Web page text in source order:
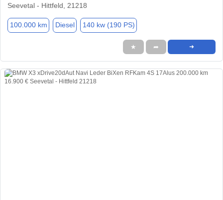
Seevetal - Hittfeld, 21218
100.000 km Diesel 140 kw (190 PS)
★ ➦ ➜